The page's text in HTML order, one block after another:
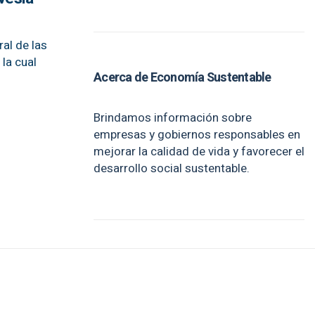
de las
cual
Acerca de Economía Sustentable
Brindamos información sobre
empresas y gobiernos responsables en
mejorar la calidad de vida y favorecer el
desarrollo social sustentable.